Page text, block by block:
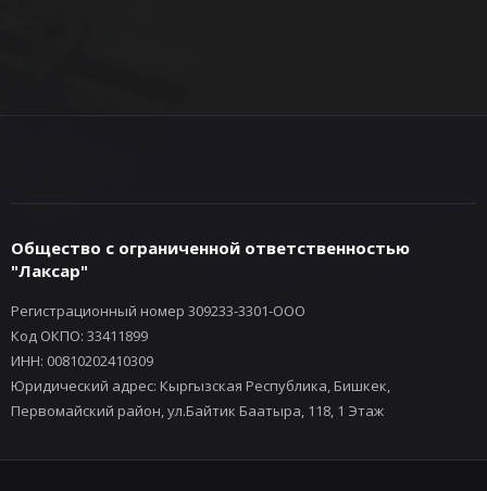
Общество с ограниченной ответственностью
"Лаксар"
Регистрационный номер 309233-3301-ООО
Код ОКПО: 33411899
ИНН: 00810202410309
Юридический адрес: Кыргызская Республика, Бишкек,
Первомайский район, ул.Байтик Баатыра, 118, 1 Этаж